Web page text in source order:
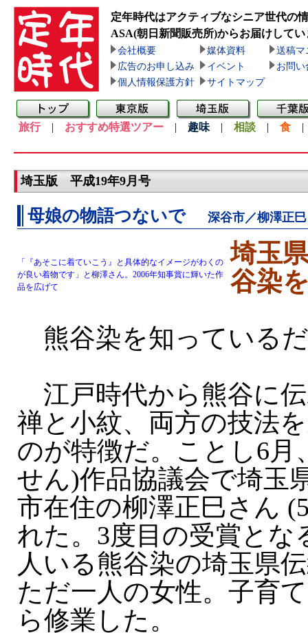
定年時代はアクティブなシニア世代の
ASA(朝日新聞販売所)からお届けしてい
会社概要 媒体資料
送稿マ
広告のお申し込み
イベント
お問い
個人情報保護方針
サイトマップ
旅行| おすすめ特選ツアー | 趣味 | 相談 | 食
埼玉版 平成19年9月号
母娘の物語つないで 深谷市／柳澤正
「『あそこに着ていこう』と具体的なイメージがわくの
が良い着物です」と柳澤さん。2006年知事賞に輝いた作
品を広げて
埼玉
谷染
熊谷染を知っている
江戸時代から熊谷に
禅と小紋、両方の技法
のが特徴だ。ことし6月
せん)作品協議会で埼玉
市在住の柳澤正巳さん
れた。3度目の受賞とな
人いる熊谷染の埼玉県
ただ一人の女性。子育
ら修業した。